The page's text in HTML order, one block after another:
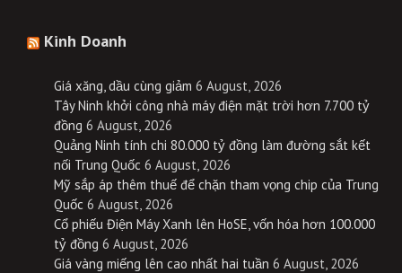
Kinh Doanh
Giá xăng, dầu cùng giảm 6 August, 2026
Tây Ninh khởi công nhà máy điện mặt trời hơn 7.700 tỷ
đồng 6 August, 2026
Quảng Ninh tính chi 80.000 tỷ đồng làm đường sắt kết
nối Trung Quốc 6 August, 2026
Mỹ sắp áp thêm thuế để chặn tham vọng chip của Trung
Quốc 6 August, 2026
Cổ phiếu Điện Máy Xanh lên HoSE, vốn hóa hơn 100.000
tỷ đồng 6 August, 2026
Giá vàng miếng lên cao nhất hai tuần 6 August, 2026